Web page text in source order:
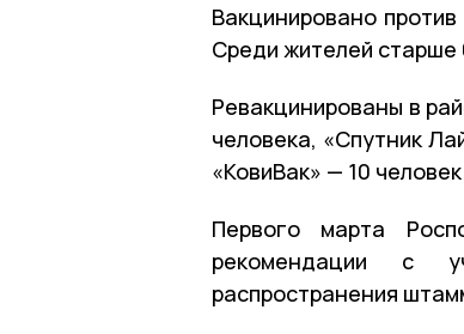
Вакцинировано
Среди жителей старше
Ревакцинированы в
человека, «Спутник
«КовиВак» — 10
Первого марта
рекомендации с
распространения